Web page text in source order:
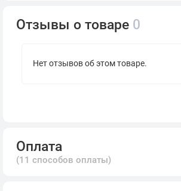
Отзывы о товаре 0
Нет отзывов об этом товаре.
Оплата
(11 способов оплаты)